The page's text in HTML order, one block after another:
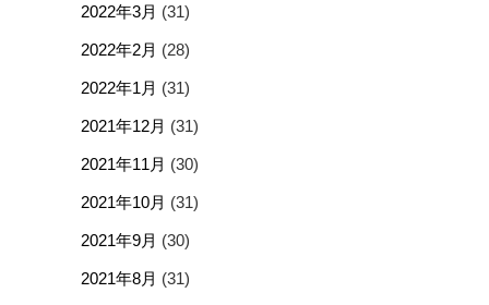
2022年3月 (31)
2022年2月 (28)
2022年1月 (31)
2021年12月 (31)
2021年11月 (30)
2021年10月 (31)
2021年9月 (30)
2021年8月 (31)